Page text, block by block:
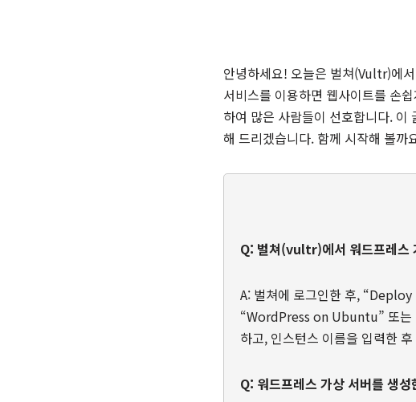
안녕하세요! 오늘은 벌쳐(Vultr)에
서비스를 이용하면 웹사이트를 손
하여 많은 사람들이 선호합니다.
해 드리겠습니다. 함께 시작해 볼까
Q: 벌쳐(vultr)에서 워드프레스
A: 벌쳐에 로그인한 후,
“WordPress on Ubuntu” 또는
하고, 인스턴스 이름을 입력한
Q: 워드프레스 가상 서버를 생